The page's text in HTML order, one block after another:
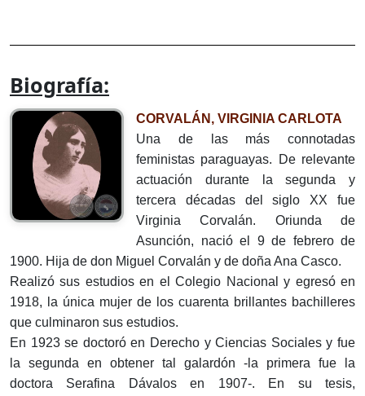
Biografía:
CORVALÁN, VIRGINIA CARLOTA
Una de las más connotadas
feministas paraguayas. De relevante
actuación durante la segunda y
tercera décadas del siglo XX fue
Virginia Corvalán. Oriunda de
Asunción, nació el 9 de febrero de
1900. Hija de don Miguel Corvalán y de doña Ana Casco.
Realizó sus estudios en el Colegio Nacional y egresó en
1918, la única mujer de los cuarenta brillantes bachilleres
que culminaron sus estudios.
En 1923 se doctoró en Derecho y Ciencias Sociales y fue
la segunda en obtener tal galardón -la primera fue la
doctora Serafina Dávalos en 1907-. En su tesis,